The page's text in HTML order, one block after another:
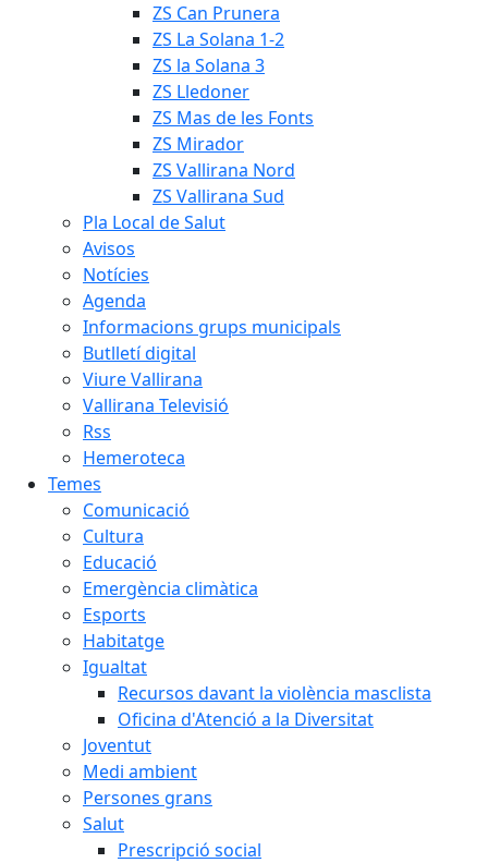
ZS Can Prunera
ZS La Solana 1-2
ZS la Solana 3
ZS Lledoner
ZS Mas de les Fonts
ZS Mirador
ZS Vallirana Nord
ZS Vallirana Sud
Pla Local de Salut
Avisos
Notícies
Agenda
Informacions grups municipals
Butlletí digital
Viure Vallirana
Vallirana Televisió
Rss
Hemeroteca
Temes
Comunicació
Cultura
Educació
Emergència climàtica
Esports
Habitatge
Igualtat
Recursos davant la violència masclista
Oficina d'Atenció a la Diversitat
Joventut
Medi ambient
Persones grans
Salut
Prescripció social